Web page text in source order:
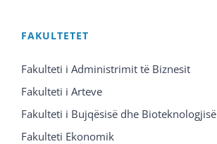
FAKULTETET
Fakulteti i Administrimit të Biznesit
Fakulteti i Arteve
Fakulteti i Bujqësisë dhe Bioteknologjisë
Fakulteti Ekonomik